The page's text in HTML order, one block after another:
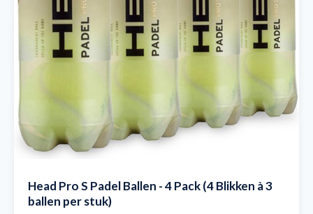
Head Pro S Padel Ballen - 4 Pack (4 Blikken à 3
ballen per stuk)